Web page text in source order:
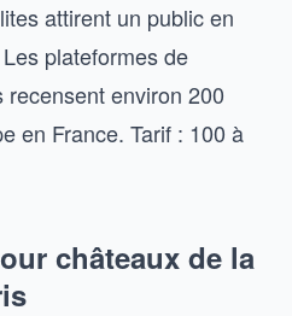
attirent un public en
plateformes de
environ 200
en France. Tarif : 100 à
châteaux de la